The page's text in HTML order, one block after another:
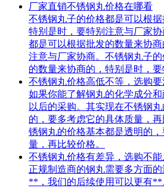
厂家直销不锈钢丸价格在哪看
不锈钢丸子的价格都是可以根据
特别是时，要特别注意与厂家
都是可以根据批发的数量来协
注意与厂家协商。不锈钢丸子
的数量来协商的，特别是时，要
不锈钢丸价格高低不等，选购
如果你能了解钢丸的化学成分
以后的采购。其实现在不锈钢
的，要多考虑它的具体质量，
锈钢丸的价格基本都是透明的
量，再比较价格。
不锈钢丸价格有差异，选购不能
正规制造商的钢丸需要多方面
**，我们的后续使用可以更有